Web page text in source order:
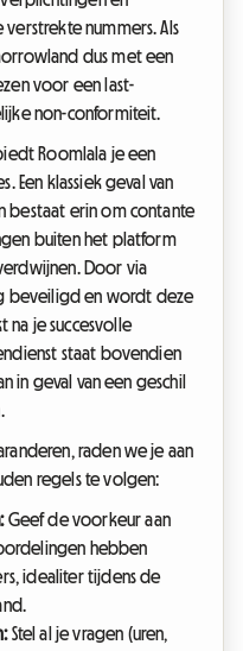
nummers. Als
dus met een
voor een last-
non-conformiteit.
Roomlala je een
Een klassiek geval van
bestaat erin om contante
buiten het platform
Door via
beveiligd en wordt deze
na je succesvolle
staat bovendien
in geval van een geschil
raden we je aan
regels te volgen:
Geef de voorkeur aan
hebben
idealiter tijdens de
Stel al je vragen (uren,